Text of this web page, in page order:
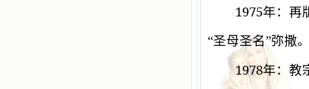
1975年：再
“圣母圣名”弥撒
1978年：教